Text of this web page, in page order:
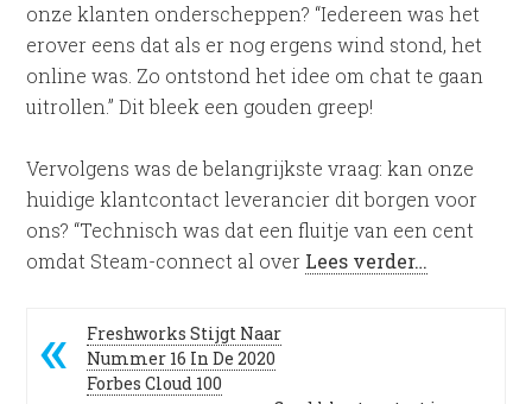
onze klanten onderscheppen? “Iedereen was het
erover eens dat als er nog ergens wind stond, het
online was. Zo ontstond het idee om chat te gaan
uitrollen.” Dit bleek een gouden greep!
Vervolgens was de belangrijkste vraag: kan onze
huidige klantcontact leverancier dit borgen voor
ons? “Technisch was dat een fluitje van een cent
omdat Steam-connect al over Lees verder…
Freshworks Stijgt Naar
Nummer 16 In De 2020
Forbes Cloud 100